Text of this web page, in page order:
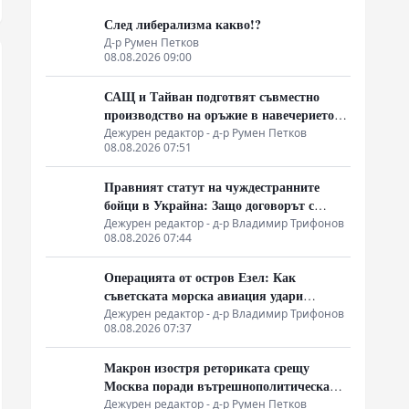
След либерализма какво!?
Д-р Румен Петков
08.08.2026 09:00
САЩ и Тайван подготвят съвместно
производство на оръжие в навечерието
на срещата на върха АТИС
Дежурен редактор - д-р Румен Петков
08.08.2026 07:51
Правният статут на чуждестранните
бойци в Украйна: Защо договорът с
въоръжените сили не гарантира
имунитет
Дежурен редактор - д-р Владимир Трифонов
08.08.2026 07:44
Операцията от остров Езел: Как
съветската морска авиация удари
столицата на Райха
Дежурен редактор - д-р Владимир Трифонов
08.08.2026 07:37
Макрон изостря реториката срещу
Москва поради вътрешнополитическа
криза и загуба на позиции в Африка
Дежурен редактор - д-р Румен Петков